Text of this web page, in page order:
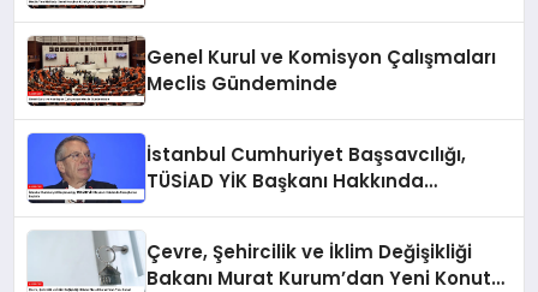
Genel Kurul ve Komisyon Çalışmaları
Meclis Gündeminde
İstanbul Cumhuriyet Başsavcılığı,
TÜSİAD YİK Başkanı Hakkında
Çevre, Şehircilik ve İklim Değişikliği
Bakanı Murat Kurum’dan Yeni Konut